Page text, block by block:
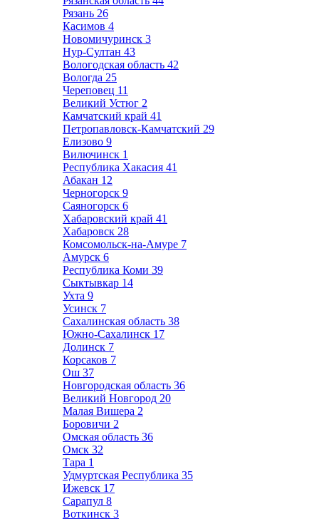
Рязань 26
Касимов 4
Новомичуринск 3
Нур-Султан 43
Вологодская область 42
Вологда 25
Череповец 11
Великий Устюг 2
Камчатский край 41
Петропавловск-Камчатский 29
Елизово 9
Вилючинск 1
Республика Хакасия 41
Абакан 12
Черногорск 9
Саяногорск 6
Хабаровский край 41
Хабаровск 28
Комсомольск-на-Амуре 7
Амурск 6
Республика Коми 39
Сыктывкар 14
Ухта 9
Усинск 7
Сахалинская область 38
Южно-Сахалинск 17
Долинск 7
Корсаков 7
Ош 37
Новгородская область 36
Великий Новгород 20
Малая Вишера 2
Боровичи 2
Омская область 36
Омск 32
Тара 1
Удмуртская Республика 35
Ижевск 17
Сарапул 8
Воткинск 3